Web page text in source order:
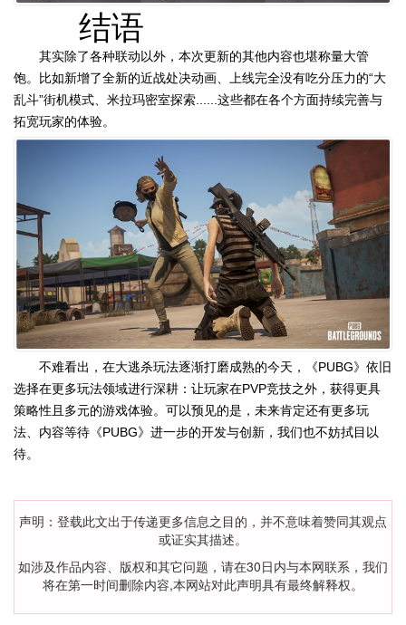
结语
其实除了各种联动以外，本次更新的其他内容也堪称量大管
饱。比如新增了全新的近战处决动画、上线完全没有吃分压力的“大
乱斗”街机模式、米拉玛密室探索......这些都在各个方面持续完善与
拓宽玩家的体验。
不难看出，在大逃杀玩法逐渐打磨成熟的今天，《PUBG》依旧
选择在更多玩法领域进行深耕：让玩家在PVP竞技之外，获得更具
策略性且多元的游戏体验。可以预见的是，未来肯定还有更多玩
法、内容等待《PUBG》进一步的开发与创新，我们也不妨拭目以
待。
声明：登载此文出于传递更多信息之目的，并不意味着赞同其观点
或证实其描述。
如涉及作品内容、版权和其它问题，请在30日内与本网联系，我们
将在第一时间删除内容,本网站对此声明具有最终解释权。